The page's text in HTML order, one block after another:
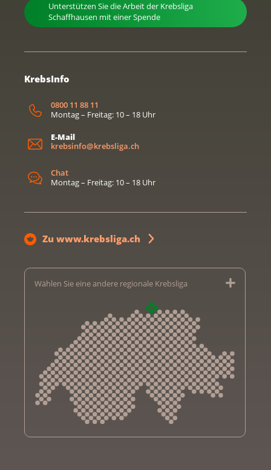
Unterstützen Sie die Arbeit der Krebsliga
Schaffhausen mit einer Spende
KrebsInfo
0800 11 88 11
Montag – Freitag: 10 – 18 Uhr
E-Mail
krebsinfo@krebsliga.ch
Chat
Montag – Freitag: 10 – 18 Uhr
Zu www.krebsliga.ch
Wählen Sie eine andere regionale Krebsliga